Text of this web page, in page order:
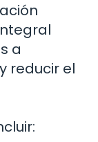
a
reducir el